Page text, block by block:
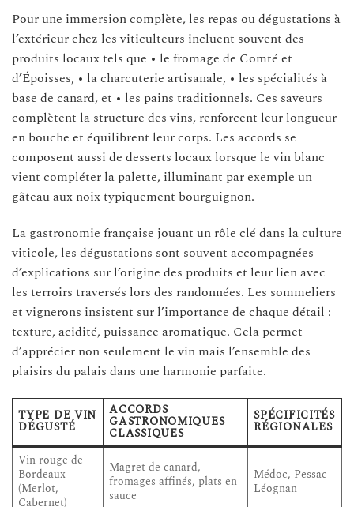
Pour une immersion complète, les repas ou dégustations à
l’extérieur chez les viticulteurs incluent souvent des
produits locaux tels que • le fromage de Comté et
d’Époisses, • la charcuterie artisanale, • les spécialités à
base de canard, et • les pains traditionnels. Ces saveurs
complètent la structure des vins, renforcent leur longueur
en bouche et équilibrent leur corps. Les accords se
composent aussi de desserts locaux lorsque le vin blanc
vient compléter la palette, illuminant par exemple un
gâteau aux noix typiquement bourguignon.
La gastronomie française jouant un rôle clé dans la culture
viticole, les dégustations sont souvent accompagnées
d’explications sur l’origine des produits et leur lien avec
les terroirs traversés lors des randonnées. Les sommeliers
et vignerons insistent sur l’importance de chaque détail :
texture, acidité, puissance aromatique. Cela permet
d’apprécier non seulement le vin mais l’ensemble des
plaisirs du palais dans une harmonie parfaite.
TYPE DE VIN
DÉGUSTÉ
ACCORDS
GASTRONOMIQUES
CLASSIQUES
SPÉCIFICITÉS
RÉGIONALES
Vin rouge de
Bordeaux
(Merlot,
Cabernet)
Magret de canard,
fromages affinés, plats en
sauce
Médoc, Pessac-
Léognan